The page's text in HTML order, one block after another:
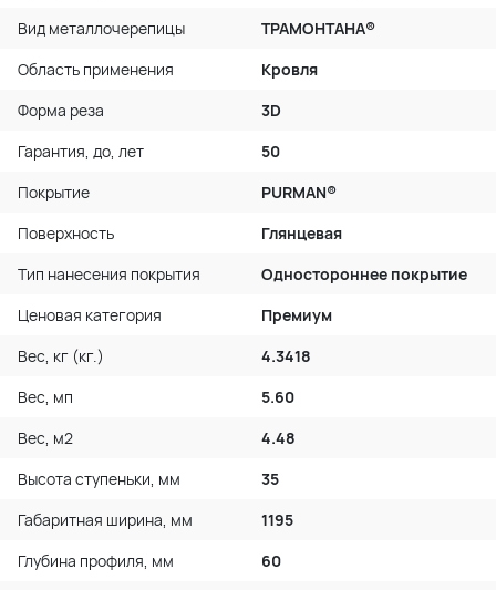
Вид металлочерепицы
ТРАМОНТАНА®
Область применения
Кровля
Форма реза
3D
Гарантия, до, лет
50
Покрытие
PURMAN®
Поверхность
Глянцевая
Тип нанесения покрытия
Одностороннее покрытие
Ценовая категория
Премиум
Вес, кг (кг.)
4.3418
Вес, мп
5.60
Вес, м2
4.48
Высота ступеньки, мм
35
Габаритная ширина, мм
1195
Глубина профиля, мм
60